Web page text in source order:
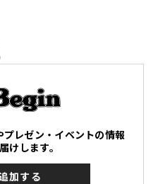
レゼン・イベントの情報
けします。
加する